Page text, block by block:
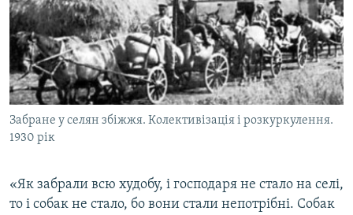
Забране у селян збіжжя. Колективізація і розкуркулення.
1930 рік
«Як забрали всю худобу, і господаря не стало на селі,
то і собак не стало, бо вони стали непотрібні. Собак